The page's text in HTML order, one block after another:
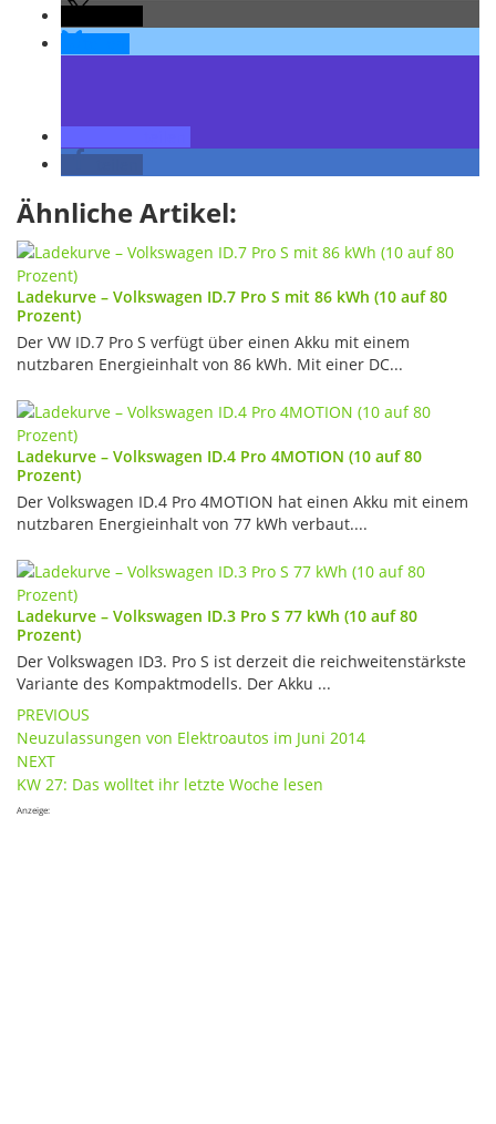
Ähnliche Artikel:
Ladekurve – Volkswagen ID.7 Pro S mit 86 kWh (10 auf 80
Prozent)
Der VW ID.7 Pro S verfügt über einen Akku mit einem
nutzbaren Energieinhalt von 86 kWh. Mit einer DC...
Ladekurve – Volkswagen ID.4 Pro 4MOTION (10 auf 80
Prozent)
Der Volkswagen ID.4 Pro 4MOTION hat einen Akku mit einem
nutzbaren Energieinhalt von 77 kWh verbaut....
Ladekurve – Volkswagen ID.3 Pro S 77 kWh (10 auf 80
Prozent)
Der Volkswagen ID3. Pro S ist derzeit die reichweitenstärkste
Variante des Kompaktmodells. Der Akku ...
Post
navigation
PREVIOUS
Neuzulassungen von Elektroautos im Juni 2014
NEXT
KW 27: Das wolltet ihr letzte Woche lesen
Anzeige: